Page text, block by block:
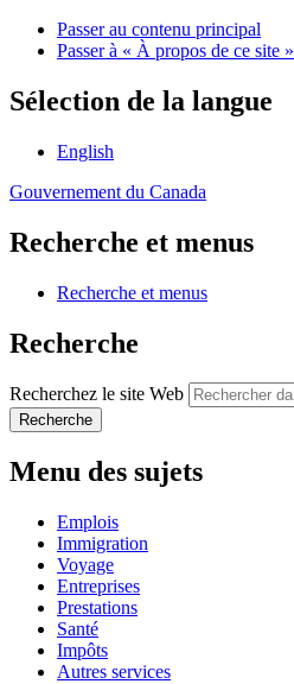
Passer au contenu principal
Passer à « À propos de ce site »
Sélection de la langue
English
Gouvernement du Canada
Recherche et menus
Recherche et menus
Recherche
Recherchez le site Web
Recherche
Menu des sujets
Emplois
Immigration
Voyage
Entreprises
Prestations
Santé
Impôts
Autres services